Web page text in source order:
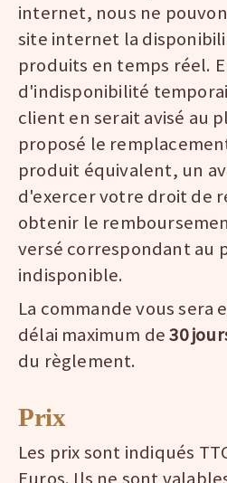
internet, nous ne
site internet la
produits en temps réel.
d'indisponibilité
client en serait avisé au
proposé le
produit équivalent, un
d'exercer votre droit de
obtenir le
versé correspondant au
indisponible.
La commande vous sera
délai maximum de30
du règlement.
Prix
Les prix sont indiqués